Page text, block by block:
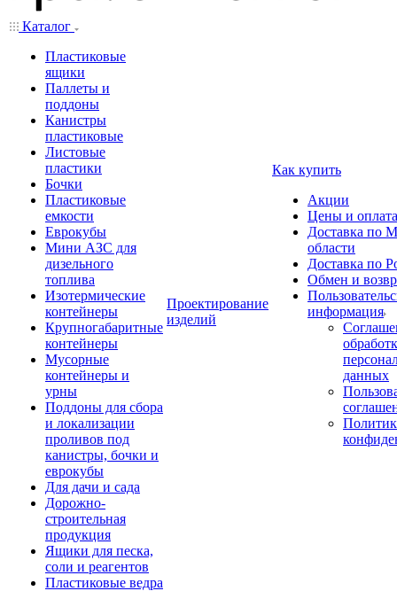
Каталог
Пластиковые
ящики
Паллеты и
поддоны
Канистры
пластиковые
Листовые
пластики
Бочки
Пластиковые
емкости
Еврокубы
Мини АЗС для
дизельного
топлива
Изотермические
контейнеры
Крупногабаритные
контейнеры
Мусорные
контейнеры и
урны
Поддоны для сбора
и локализации
проливов под
канистры, бочки и
еврокубы
Для дачи и сада
Дорожно-
строительная
продукция
Ящики для песка,
соли и реагентов
Пластиковые ведра
Проектирование
изделий
Как купить
Акции
Цены и оплата
Доставка по
области
Доставка по
Обмен и
информация
данных